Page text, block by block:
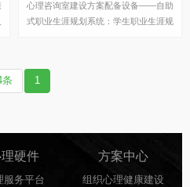
心理咨询室建设方案配备设备——自助
式职业生涯规划系统：学生职业生涯规
条 1
硬件
服务平台
方案中心
组织心理健康建设